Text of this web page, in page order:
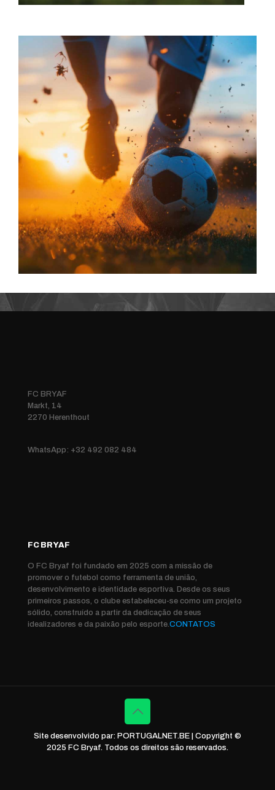
FC BRYAF
Markt, 14
2270 Herenthout
WhatsApp: +32 492 082 484
FC BRYAF
O FC Bryaf foi fundado em 2025 com a missão de
promover o futebol como ferramenta de união,
desenvolvimento e identidade esportiva. Desde os seus
primeiros passos, o clube estabeleceu-se como um projeto
sólido, construído a partir da dedicação de seus
idealizadores e da paixão pelo esporte.CONTATOS
Site desenvolvido par: PORTUGALNET.BE | Copyright ©
2025 FC Bryaf. Todos os direitos são reservados.